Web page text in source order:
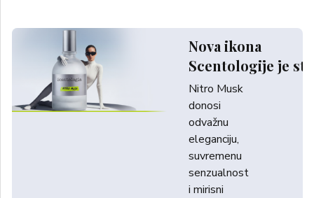
Nova ikona
Scentologije je
Nitro Musk
donosi
odvažnu
eleganciju,
suvremenu
senzualnost
i mirisni